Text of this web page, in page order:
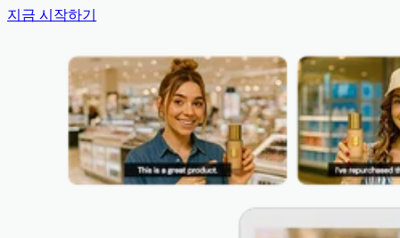
지금 시작하기